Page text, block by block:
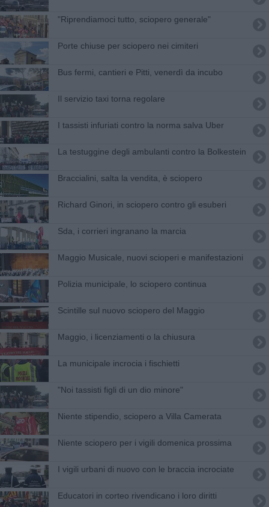
"Riprendiamoci tutto, sciopero generale"
Porte chiuse per sciopero nei cimiteri
Bus fermi, cantieri e Pitti, venerdì da incubo
Il servizio taxi torna regolare
I tassisti infuriati contro la norma salva Uber
La testuggine degli ambulanti contro la Bolkestein
Braccialini, salta la vendita, è sciopero
Richard Ginori, in sciopero contro gli esuberi
Sda, i corrieri ingranano la marcia
Maggio Musicale, nuovi scioperi e manifestazioni
Polizia municipale, lo sciopero continua
Scintille sul nuovo sciopero del Maggio
Maggio, i licenziamenti o la chiusura
La municipale incrocia i fischietti
"Noi tassisti figli di un dio minore"
Niente stipendio, sciopero a Villa Camerata
Niente sciopero per i vigili domenica prossima
I vigili urbani di nuovo con le braccia incrociate
Educatori in corteo rivendicano i loro diritti